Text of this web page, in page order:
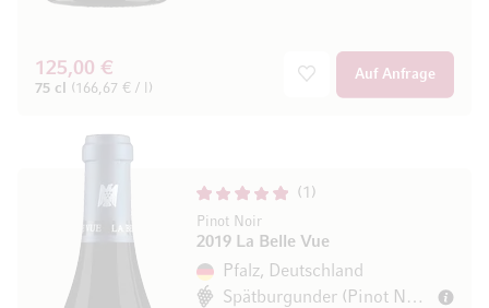
125,00 €
75 cl (166,67 € / l)
Auf Anfrage
1
Pinot Noir
2019 La Belle Vue
Pfalz, Deutschland
Spätburgunder (Pinot Noir)